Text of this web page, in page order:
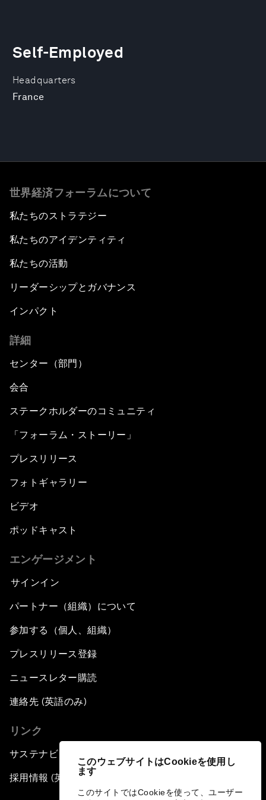
このウェブサイトはCookieを使用し
ます
このサイトではCookieを使って、ユーザー
Headquarters
France
Self-Employed
世界経済フォーラムについて
私たちのストラテジー
私たちのアイデンティティ
私たちの活動
リーダーシップとガバナンス
インパクト
詳細
センター（部門）
会合
ステークホルダーのコミュニティ
「フォーラム・ストーリー」
プレスリリース
フォトギャラリー
ビデオ
ポッドキャスト
エンゲージメント
サインイン
パートナー（組織）について
参加する（個人、組織）
プレスリリース登録
ニュースレター購読
連絡先 (英語のみ)
リンク
サステナビリティへの取り組み
採用情報 (英語のみ)